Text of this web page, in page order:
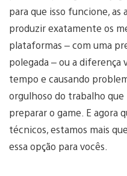
para que isso funcione, as
produzir exatamente os
plataformas – com uma
polegada – ou a diferença
tempo e causando
orgulhoso do trabalho
preparar o game. E agora
técnicos, estamos mais
essa opção para vocês.